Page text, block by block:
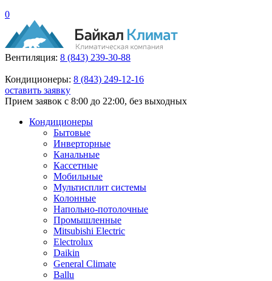
0
Вентиляция: 8 (843) 239-30-88
Кондиционеры: 8 (843) 249-12-16
оставить заявку
Прием заявок с 8:00 до 22:00, без выходных
Кондиционеры
Бытовые
Инверторные
Канальные
Кассетные
Мобильные
Мультисплит системы
Колонные
Напольно-потолочные
Промышленные
Mitsubishi Electric
Electrolux
Daikin
General Climate
Ballu